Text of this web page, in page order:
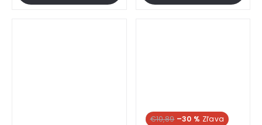
Hit týždňa
€10,89 –30 %